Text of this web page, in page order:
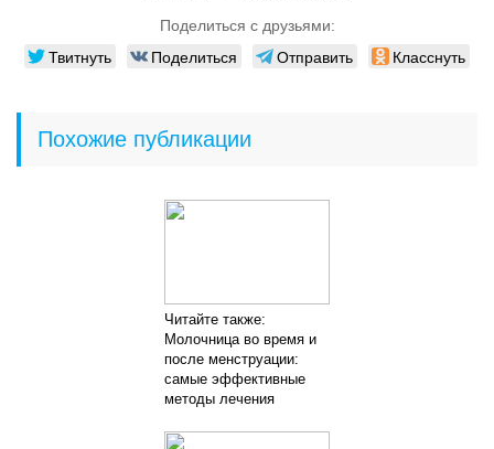
Поделиться с друзьями:
Твитнуть Поделиться Отправить Класснуть
Похожие публикации
Читайте также:
Молочница во время и
после менструации:
самые эффективные
методы лечения